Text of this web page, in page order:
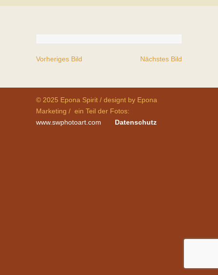
Vorheriges Bild Nächstes Bild
© 2025 Epona Spirit / designt by Epona
Marketing / ein Teil der Fotos:
www.swphotoart.com
Datenschutz